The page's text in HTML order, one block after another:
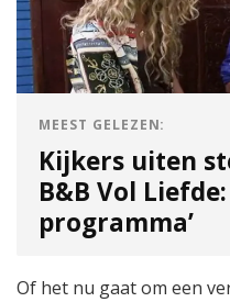
MEEST GELEZEN:
Kijkers uiten
B&B Vol
programma’
Of het nu gaat om een